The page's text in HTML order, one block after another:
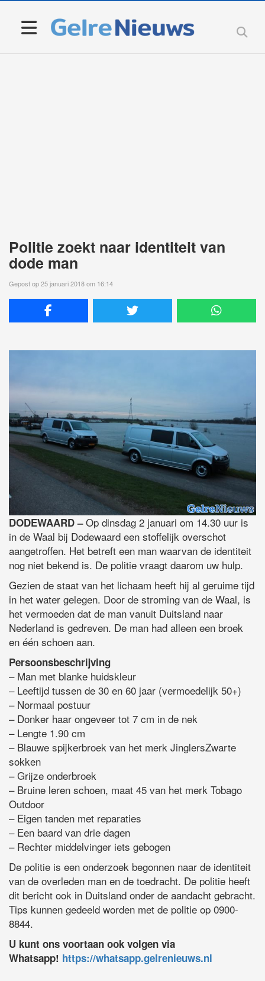
Politie zoekt naar identiteit van
dode man
Gepost op 25 januari 2018 om 16:14
DODEWAARD –Op dinsdag 2 januari om 14.30 uur is
in de Waal bij Dodewaard een stoffelijk overschot
aangetroffen. Het betreft een man waarvan de identiteit
nog niet bekend is. De politie vraagt daarom uw hulp.
Gezien de staat van het lichaam heeft hij al geruime tijd
in het water gelegen. Door de stroming van de Waal, is
het vermoeden dat de man vanuit Duitsland naar
Nederland is gedreven. De man had alleen een broek
en één schoen aan.
Persoonsbeschrijving
– Man met blanke huidskleur
– Leeftijd tussen de 30 en 60 jaar (vermoedelijk 50+)
– Normaal postuur
– Donker haar ongeveer tot 7 cm in de nek
– Lengte 1.90 cm
– Blauwe spijkerbroek van het merk JinglersZwarte
sokken
– Grijze onderbroek
– Bruine leren schoen, maat 45 van het merk Tobago
Outdoor
– Eigen tanden met reparaties
– Een baard van drie dagen
– Rechter middelvinger iets gebogen
De politie is een onderzoek begonnen naar de identiteit
van de overleden man en de toedracht. De politie heeft
dit bericht ook in Duitsland onder de aandacht gebracht.
Tips kunnen gedeeld worden met de politie op 0900-
8844.
U kunt ons voortaan ook volgen via
Whatsapp! https://whatsapp.gelrenieuws.nl